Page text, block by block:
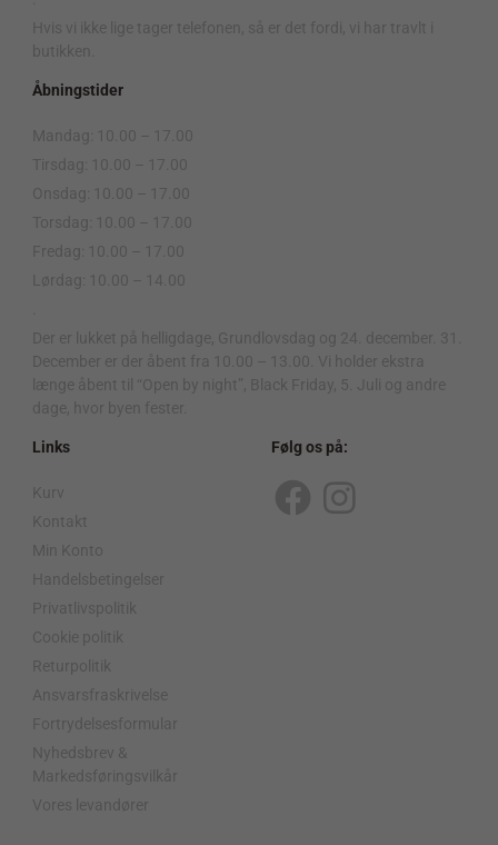
Hvis vi ikke lige tager telefonen, så er det fordi, vi har travlt i
butikken.
Åbningstider
Mandag: 10.00 – 17.00
Tirsdag: 10.00 – 17.00
Onsdag: 10.00 – 17.00
Torsdag: 10.00 – 17.00
Fredag: 10.00 – 17.00
Lørdag: 10.00 – 14.00
Der er lukket på helligdage, Grundlovsdag og 24. december. 31.
December er der åbent fra 10.00 – 13.00. Vi holder ekstra
længe åbent til “Open by night”, Black Friday, 5. Juli og andre
dage, hvor byen fester.
Links
Kurv
Kontakt
Min Konto
Handelsbetingelser
Privatlivspolitik
Cookie politik
Returpolitik
Ansvarsfraskrivelse
Fortrydelsesformular
Nyhedsbrev &
Markedsføringsvilkår
Vores levandører
Følg os på:
F
I